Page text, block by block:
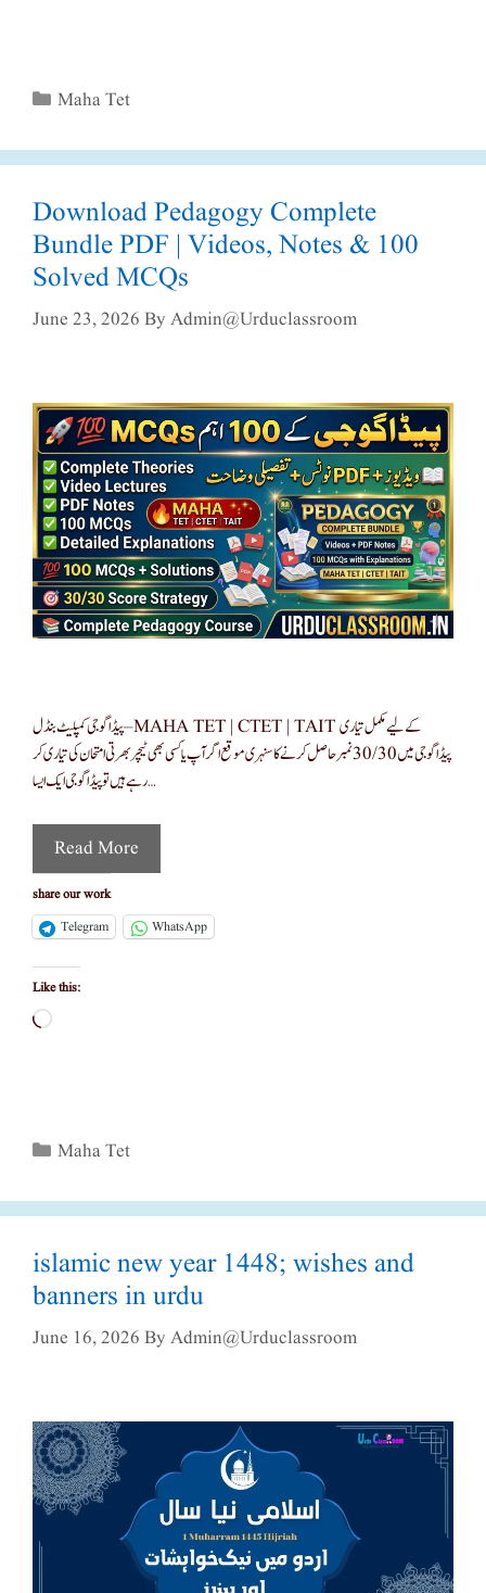
Categories
Maha Tet
Download Pedagogy Complete
Bundle PDF | Videos, Notes & 100
Solved MCQs
June 23, 2026 ByAdmin@urduclassroom
پیڈاگوجی کمپلیٹ بنڈل – MAHA TET | CTET | TAIT کے لیے مکمل تیاری
پیڈاگوجی میں 30/30 نمبر حاصل کرنے کا سنہری موقع اگر آپ یا کسی بھی ٹیچر بھرتی امتحان کی تیاری کر
رہے ہیں تو پیڈاگوجی ایک ایسا …
Read More
share our work
Telegram
WhatsApp
Like this:
Loading…
Categories
Maha Tet
islamic new year 1448; wishes and
banners in urdu
June 16, 2026 ByAdmin@urduclassroom